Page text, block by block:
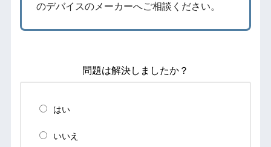
のデバイスのメーカーへご相談ください。
問題は解決しましたか？
はい
いいえ